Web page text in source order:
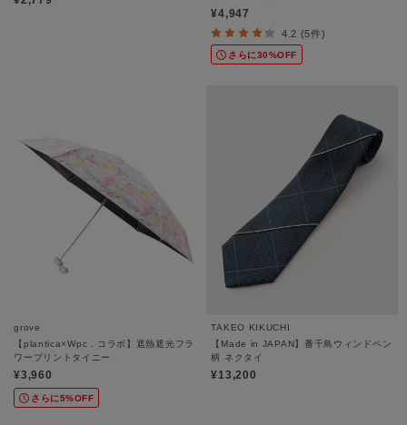
¥4,947
4.2 (5件)
さらに30%OFF
grove
【plantica×Wpc．コラボ】遮熱遮光フラ
ワープリントタイニー
¥3,960
さらに5%OFF
TAKEO KIKUCHI
【Made in JAPAN】番千鳥ウィンドペン
柄 ネクタイ
¥13,200